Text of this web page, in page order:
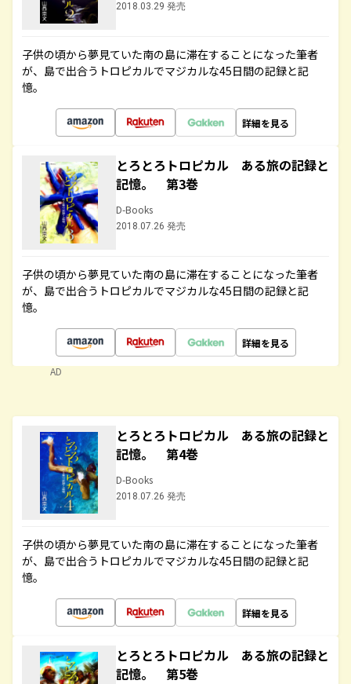
2018.03.29 発売
子供の頃から夢見ていた南の島に滞在することになった筆者
が、島で出合うトロピカルでマジカルな45日間の記録と記
憶。
詳細を見る
とろとろトロピカル ある旅の記録と
記憶。 第3巻
D-Books
2018.07.26 発売
子供の頃から夢見ていた南の島に滞在することになった筆者
が、島で出合うトロピカルでマジカルな45日間の記録と記
憶。
詳細を見る
AD
とろとろトロピカル ある旅の記録と
記憶。 第4巻
D-Books
2018.07.26 発売
子供の頃から夢見ていた南の島に滞在することになった筆者
が、島で出合うトロピカルでマジカルな45日間の記録と記
憶。
詳細を見る
とろとろトロピカル ある旅の記録と
記憶。 第5巻